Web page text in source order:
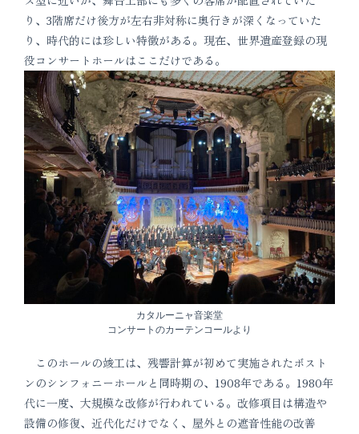
り、3階席だけ後方が左右非対称に奥行きが深くなっていた
り、時代的には珍しい特徴がある。現在、世界遺産登録の現
役コンサートホールはここだけである。
カタルーニャ音楽堂
コンサートのカーテンコールより
このホールの竣工は、残響計算が初めて実施されたボスト
ンのシンフォニーホールと同時期の、1908年である。1980年
代に一度、大規模な改修が行われている。改修項目は構造や
設備の修復、近代化だけでなく、屋外との遮音性能の改善